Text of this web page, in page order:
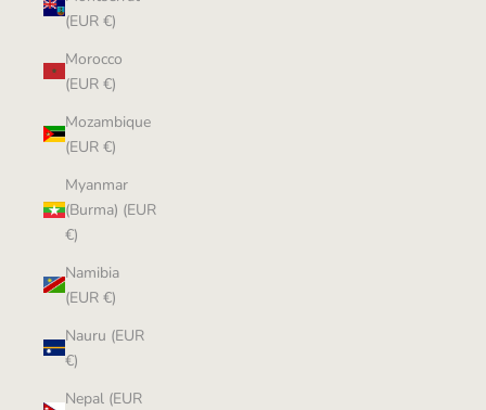
(EUR €)
Morocco
(EUR €)
Mozambique
(EUR €)
Myanmar
(Burma) (EUR
€)
Namibia
(EUR €)
Nauru (EUR
€)
Nepal (EUR